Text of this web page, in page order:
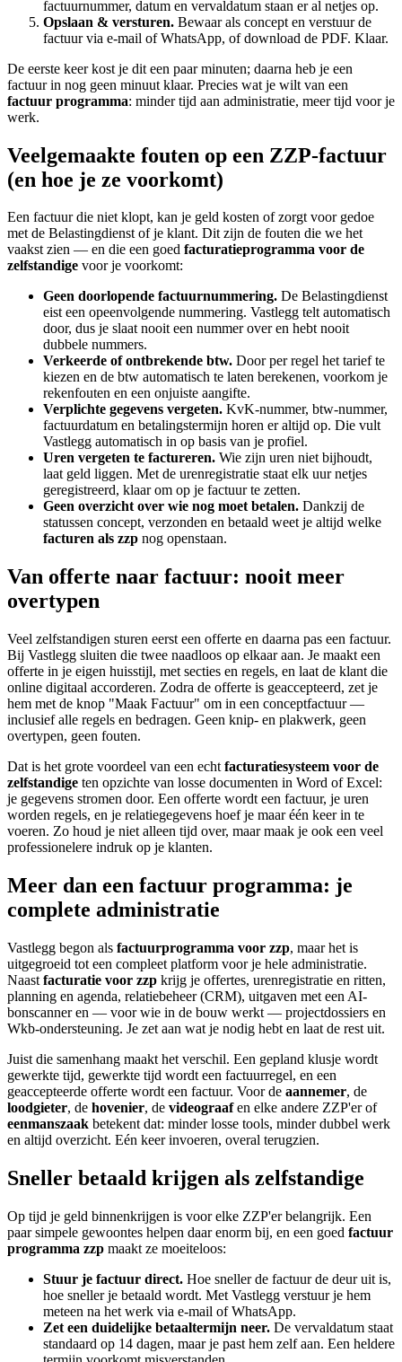
factuurnummer, datum en vervaldatum staan er al netjes op.
Opslaan & versturen. Bewaar als concept en verstuur de
factuur via e-mail of WhatsApp, of download de PDF. Klaar.
De eerste keer kost je dit een paar minuten; daarna heb je een
factuur in nog geen minuut klaar. Precies wat je wilt van een
factuur programma: minder tijd aan administratie, meer tijd voor je
werk.
Veelgemaakte fouten op een ZZP-factuur
(en hoe je ze voorkomt)
Een factuur die niet klopt, kan je geld kosten of zorgt voor gedoe
met de Belastingdienst of je klant. Dit zijn de fouten die we het
vaakst zien — en die een goed facturatieprogramma voor de
zelfstandige voor je voorkomt:
Geen doorlopende factuurnummering. De Belastingdienst
eist een opeenvolgende nummering. Vastlegg telt automatisch
door, dus je slaat nooit een nummer over en hebt nooit
dubbele nummers.
Verkeerde of ontbrekende btw. Door per regel het tarief te
kiezen en de btw automatisch te laten berekenen, voorkom je
rekenfouten en een onjuiste aangifte.
Verplichte gegevens vergeten. KvK-nummer, btw-nummer,
factuurdatum en betalingstermijn horen er altijd op. Die vult
Vastlegg automatisch in op basis van je profiel.
Uren vergeten te factureren. Wie zijn uren niet bijhoudt,
laat geld liggen. Met de urenregistratie staat elk uur netjes
geregistreerd, klaar om op je factuur te zetten.
Geen overzicht over wie nog moet betalen. Dankzij de
statussen concept, verzonden en betaald weet je altijd welke
facturen als zzp nog openstaan.
Van offerte naar factuur: nooit meer
overtypen
Veel zelfstandigen sturen eerst een offerte en daarna pas een factuur.
Bij Vastlegg sluiten die twee naadloos op elkaar aan. Je maakt een
offerte in je eigen huisstijl, met secties en regels, en laat de klant die
online digitaal accorderen. Zodra de offerte is geaccepteerd, zet je
hem met de knop "Maak Factuur" om in een conceptfactuur —
inclusief alle regels en bedragen. Geen knip- en plakwerk, geen
overtypen, geen fouten.
Dat is het grote voordeel van een echt facturatiesysteem voor de
zelfstandige ten opzichte van losse documenten in Word of Excel:
je gegevens stromen door. Een offerte wordt een factuur, je uren
worden regels, en je relatiegegevens hoef je maar één keer in te
voeren. Zo houd je niet alleen tijd over, maar maak je ook een veel
professionelere indruk op je klanten.
Meer dan een factuur programma: je
complete administratie
Vastlegg begon als factuurprogramma voor zzp, maar het is
uitgegroeid tot een compleet platform voor je hele administratie.
Naast facturatie voor zzp krijg je offertes, urenregistratie en ritten,
planning en agenda, relatiebeheer (CRM), uitgaven met een AI-
bonscanner en — voor wie in de bouw werkt — projectdossiers en
Wkb-ondersteuning. Je zet aan wat je nodig hebt en laat de rest uit.
Juist die samenhang maakt het verschil. Een gepland klusje wordt
gewerkte tijd, gewerkte tijd wordt een factuurregel, en een
geaccepteerde offerte wordt een factuur. Voor de aannemer, de
loodgieter, de hovenier, de videograafen elke andere ZZP'er of
eenmanszaak betekent dat: minder losse tools, minder dubbel werk
en altijd overzicht. Eén keer invoeren, overal terugzien.
Sneller betaald krijgen als zelfstandige
Op tijd je geld binnenkrijgen is voor elke ZZP'er belangrijk. Een
paar simpele gewoontes helpen daar enorm bij, en een goed factuur
programma zzp maakt ze moeiteloos:
Stuur je factuur direct. Hoe sneller de factuur de deur uit is,
hoe sneller je betaald wordt. Met Vastlegg verstuur je hem
meteen na het werk via e-mail of WhatsApp.
Zet een duidelijke betaaltermijn neer. De vervaldatum staat
standaard op 14 dagen, maar je past hem zelf aan. Een heldere